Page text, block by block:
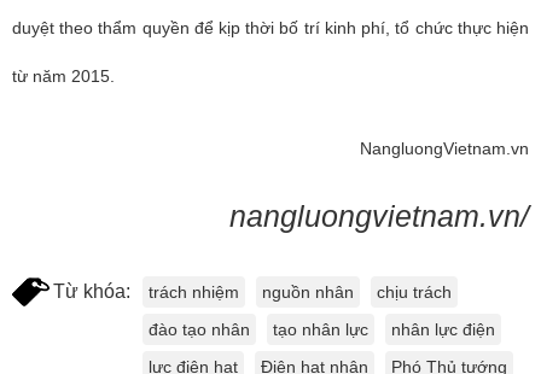
duyệt theo thẩm quyền để kịp thời bố trí kinh phí, tổ chức thực hiện
từ năm 2015.
NangluongVietnam.vn
nangluongvietnam.vn/
Từ khóa: trách nhiệm nguồn nhân
chịu trách
đào tạo nhân
tạo nhân lực
nhân lực điện
lực điện hạt
Điện hạt nhân
Phó Thủ tướng